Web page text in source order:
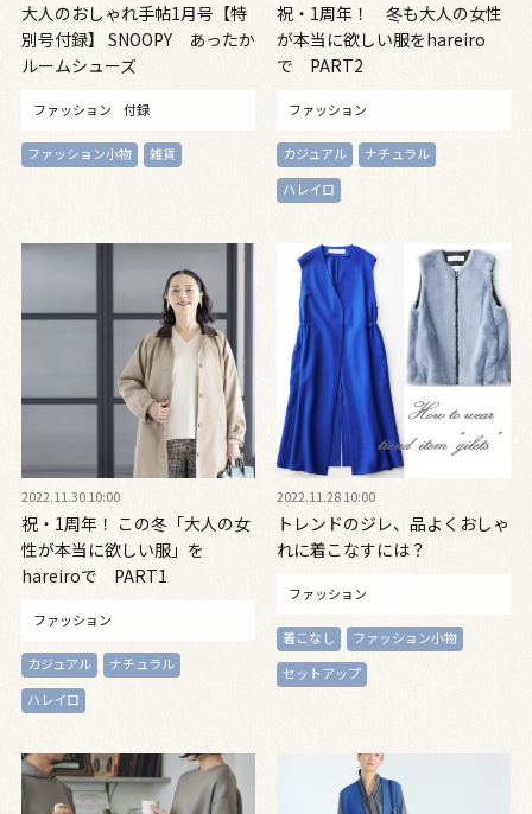
大人のおしゃれ手帖1月号【特
別号付録】 SNOOPY あったか
ルームシューズ
ファッション 付録
ファッション小物 雑貨
祝・1周年！ 冬も大人の女性
が本当に欲しい服をhareiro
で PART2
ファッション
カジュアル
ナチュラル
ハレイロ
2022.11.30 10:00
祝・1周年！ この冬「大人の女
性が本当に欲しい服」を
hareiroで PART1
ファッション
カジュアル
ナチュラル
ハレイロ
2022.11.28 10:00
トレンドのジレ、品よくおしゃ
れに着こなすには？
ファッション
着こなし
ファッション小物
セットアップ